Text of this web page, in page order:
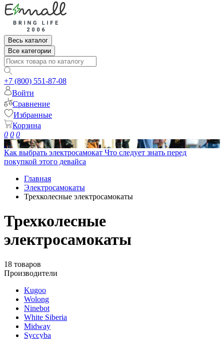
Весь каталог
Все категории
+7 (800) 551-87-08
Войти
Сравнение
Избранные
Корзина
0 0 0
Как выбрать электросамокат Что следует знать перед
покупкой этого девайса
Главная
Электросамокаты
Трехколесные электросамокаты
Трехколесные
электросамокаты
18 товаров
Производители
Kugoo
Wolong
Ninebot
White Siberia
Midway
Syccyba